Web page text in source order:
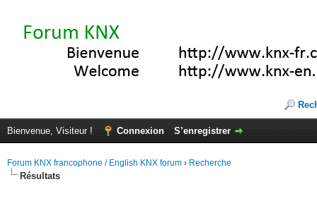
Bienvenue, Visiteur ! Connexion S’enregistrer
Forum KNX francophone / English KNX forum › Recherche
Résultats